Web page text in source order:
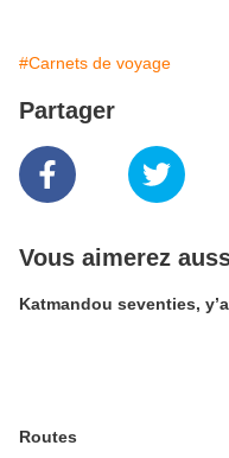
#Carnets de voyage
Partager
Vous aimerez
Katmandou seventies,
Routes